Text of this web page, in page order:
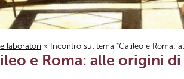
laboratori » Incontro sul tema "Galileo e Roma:
e Roma: alle origini